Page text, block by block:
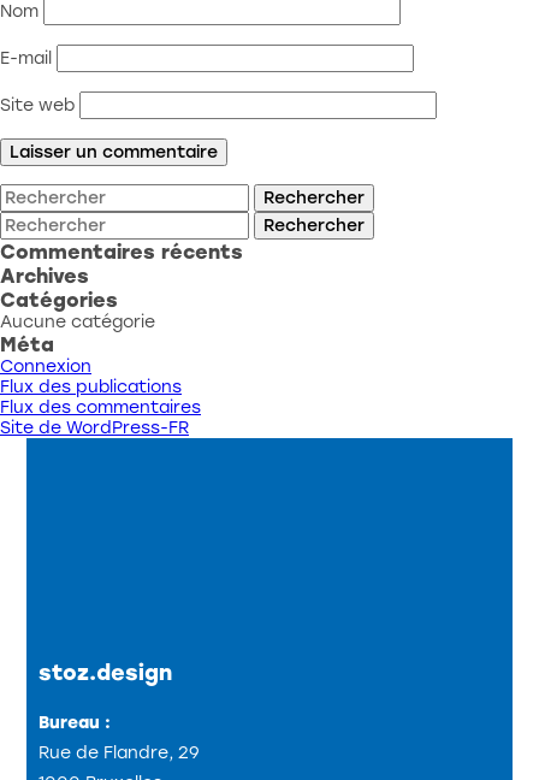
Nom
E-mail
Site web
Rechercher
Rechercher
Commentaires récents
Archives
Catégories
Aucune catégorie
Méta
Connexion
Flux des publications
Flux des commentaires
Site de WordPress-FR
stoz.design
Bureau :
Rue de Flandre, 29